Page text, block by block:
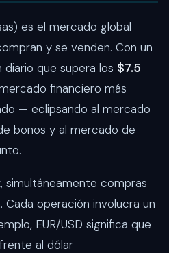
es el mercado global
y se venden. Con un
que supera los $7.5
financiero más
— eclipsando al mercado
bonos y al mercado de
simultáneamente compras
Cada operación involucra un
EUR/USD significa que
al dólar